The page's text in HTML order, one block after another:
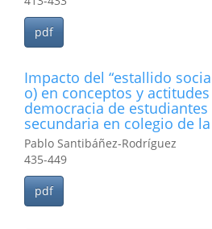
pdf
Impacto del “estallido
o) en conceptos y
democracia de estudiantes
secundaria en colegio de
Pablo Santibáñez-Rodríguez
435-449
pdf